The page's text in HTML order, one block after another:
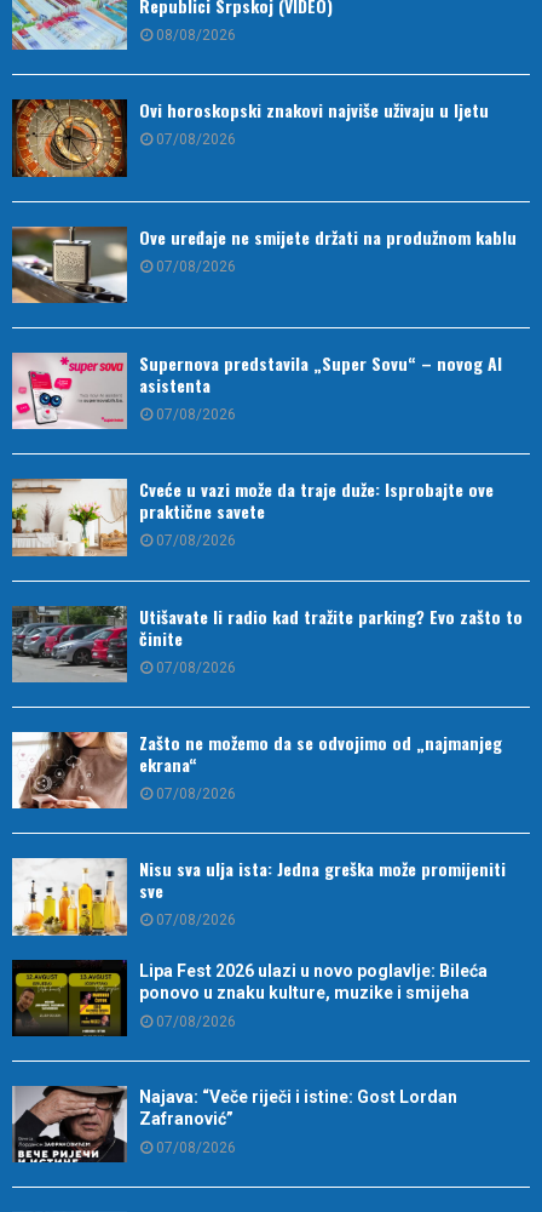
Republici Srpskoj (VIDEO)
08/08/2026
Ovi horoskopski znakovi najviše uživaju u ljetu
07/08/2026
Ove uređaje ne smijete držati na produžnom kablu
07/08/2026
Supernova predstavila „Super Sovu“ – novog AI
asistenta
07/08/2026
Cveće u vazi može da traje duže: Isprobajte ove
praktične savete
07/08/2026
Utišavate li radio kad tražite parking? Evo zašto to
činite
07/08/2026
Zašto ne možemo da se odvojimo od „najmanjeg
ekrana“
07/08/2026
Nisu sva ulja ista: Jedna greška može promijeniti
sve
07/08/2026
Lipa Fest 2026 ulazi u novo poglavlje: Bileća
ponovo u znaku kulture, muzike i smijeha
07/08/2026
Najava: “Veče riječi i istine: Gost Lordan
Zafranović”
07/08/2026